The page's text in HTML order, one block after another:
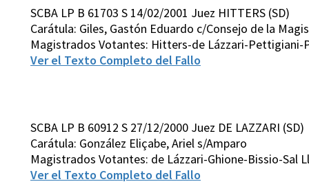
SCBA LP B 61703 S 14/02/2001 Juez HITTERS (SD)
Carátula: Giles, Gastón Eduardo c/Consejo de la
Magistrados Votantes: Hitters-de Lázzari-Pettigiani-
Ver el Texto Completo del Fallo
SCBA LP B 60912 S 27/12/2000 Juez DE LAZZARI (SD)
Carátula: González Eliçabe, Ariel s/Amparo
Magistrados Votantes: de Lázzari-Ghione-Bissio-Sal
Ver el Texto Completo del Fallo